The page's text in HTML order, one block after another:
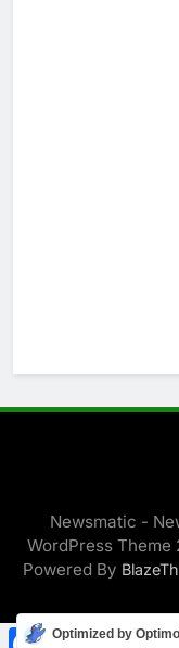
Newsmatic -
WordPress Theme
Powered By
FacebookWhatsApp
Optimized by